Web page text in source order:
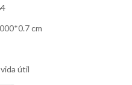
cm
útil